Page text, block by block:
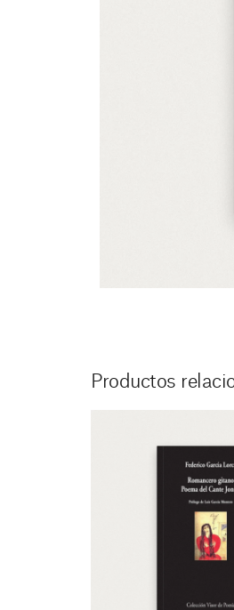
Productos